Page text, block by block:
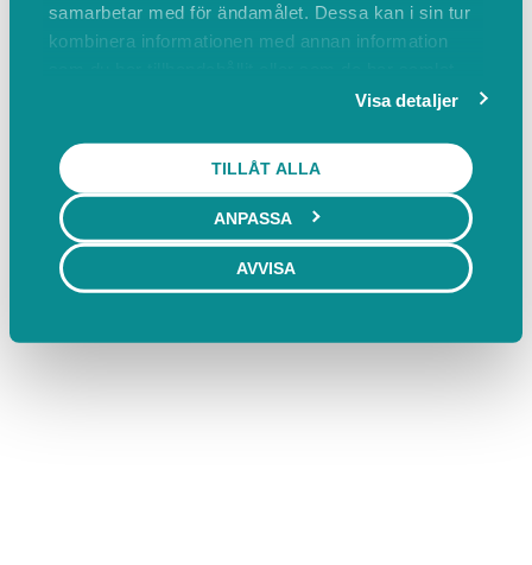
samarbetar med för ändamålet. Dessa kan i sin tur
kombinera informationen med annan information
Visa detaljer
TILLÅT ALLA
ANPASSA
AVVISA